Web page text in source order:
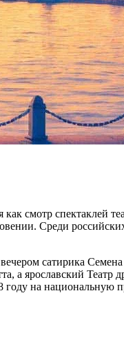
LOFT
смотр спектаклей
Среди
сатирика
а ярославский
на национальную